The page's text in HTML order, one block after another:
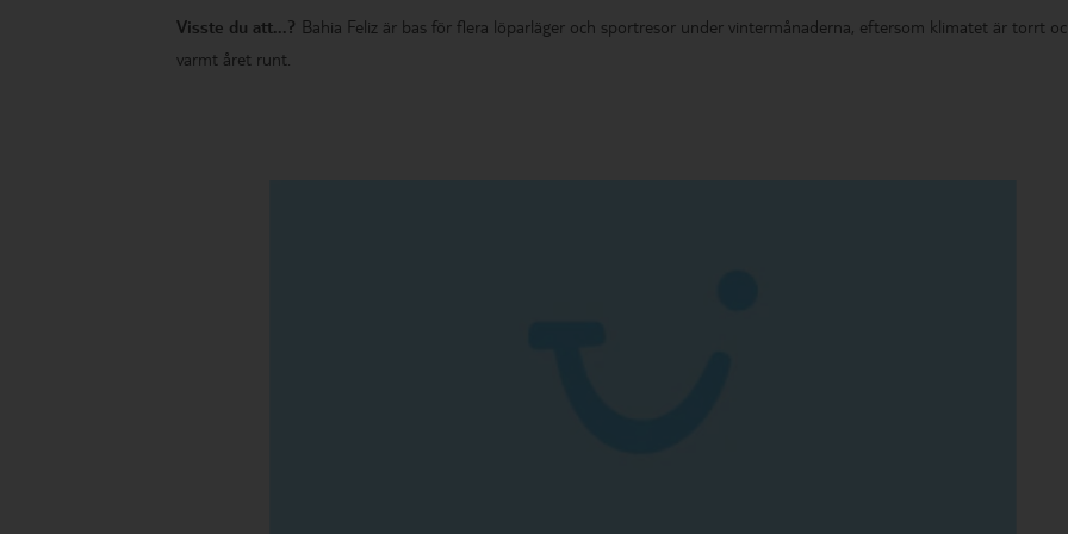
Visste du att...? Bahia Feliz är bas för flera löparläger och sportresor under vintermånaderna, eftersom klimatet är torrt
varmt året runt.